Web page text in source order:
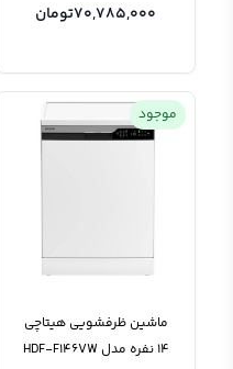
70,785,000تومان
موجود
ماشین ظرفشویی هیتاچی
14 نفره مدل HDF-F146VW